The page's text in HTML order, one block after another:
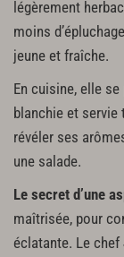
légèrement
moins
jeune et fraîche.
En cuisine, elle
blanchie et servie
révéler ses
une salade.
Le secret d’une
maîtrisée, pour
éclatante. Le chef